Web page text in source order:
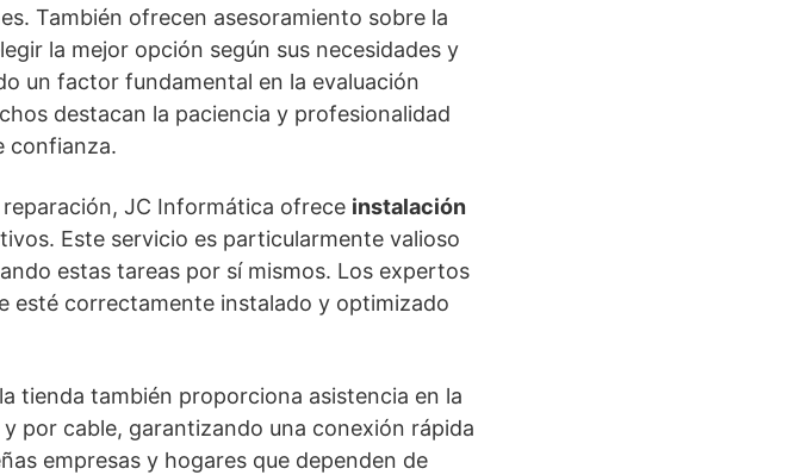
También ofrecen asesoramiento sobre la
la mejor opción según sus necesidades y
un factor fundamental en la evaluación
destacan la paciencia y profesionalidad
confianza.
JC Informática ofrece instalación
Este servicio es particularmente valioso
estas tareas por sí mismos. Los expertos
esté correctamente instalado y optimizado
tienda también proporciona asistencia en la
por cable, garantizando una conexión rápida
empresas y hogares que dependen de